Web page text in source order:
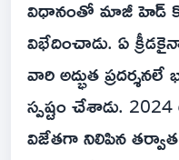
విధానంతో మాజీ హెడ్
విభేదించాడు. ఏ
వారి అద్భుత
స్పష్టం చేశాడు.
విజేతగా నిలిపిన తర్వాత